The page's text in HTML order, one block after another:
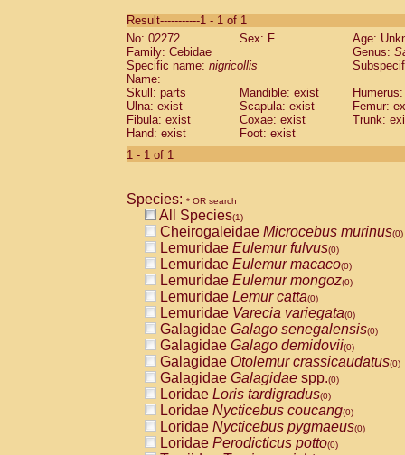
CebidaeSaguinus labiatus(0)
Cebidae Saguinus leucopus (0)
Cebidae
CebidaeSaguinus mystax
Cebidae Saguinus nigricollis (1)
Cebidae Saguinus oedipus
Cebidae Saguinus weddelli
Cebidae Saguinusspp.
Cebidae
CebidaeCebus capucinus
CebidaeCebus nigrivittatus
CebidaeCebus spp.(0)
CebidaeSaimiri boliviensis(0)
CebidaeSaimiri sciureus(0)
AtelidaeAlouatta caraya(0)
AtelidaeAlouatta fusca(0)
AtelidaeAlouatta seniculus(0)
AtelidaeAlouattaspp.(0)
AtelidaeAteles belzebuth(0)
AtelidaeAteles geoffroyi(0)
AtelidaeAteles paniscus(0)
AtelidaeAtelesspp.(0)
AtelidaeLagothrix lagothricha(0)
AtelidaeLagothrix lagothricha cana
PitheciidaeCacajao calvus
Result-----------1 - 1 of 1
No: 02272
Sex: F
Age:
Family: Cebidae
Genus:
Specific name: nigricollis
Name:
Skull: parts
Mandible: exist
Ulna: exist
Scapula: exist
Femur:
Fibula: exist
Coxae: exist
Trunk:
Hand: exist
Foot: exist
1 - 1 of 1
Species: * OR search
All Species(1)
Cheirogaleidae Microcebus murinus(0)
Lemuridae Eulemur fulvus(0)
Lemuridae Eulemur macaco(0)
Lemuridae Eulemur mongoz(0)
Lemuridae Lemur catta(0)
Lemuridae Varecia variegata(0)
Galagidae Galago senegalensis(0)
Galagidae Galago demidovii(0)
Galagidae Otolemur crassicaudatus(0)
Galagidae Galagidae spp.(0)
Loridae Loris tardigradus(0)
Loridae Nycticebus coucang(0)
Loridae Nycticebus pygmaeus(0)
Loridae Perodicticus potto(0)